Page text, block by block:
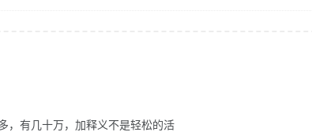
，有几十万，加释义不是轻松的活